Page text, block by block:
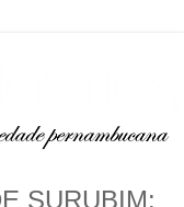
SURUBIM: